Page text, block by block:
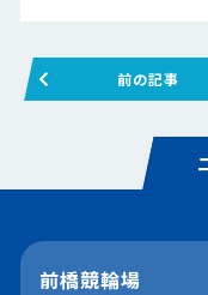
前の記事
前橋競輪場